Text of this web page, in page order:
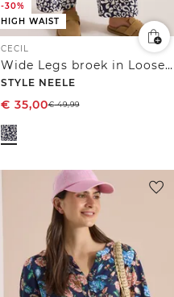
-30%
HIGH WAIST
CECIL
Wide Legs broek in Loose Fit met leoprint
STYLE NEELE
€ 35,00€49,99